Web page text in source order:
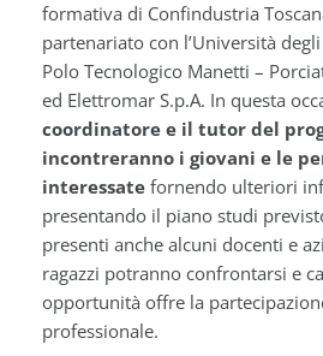
formativa di Confindustria
partenariato con l’Università
Polo Tecnologico Manetti –
ed Elettromar S.p.A. In questa
coordinatore e il tutor del
incontreranno i giovani e le
interessate fornendo ulteriori
presentando il piano studi
presenti anche alcuni docenti e
ragazzi potranno confrontarsi e
opportunità offre la
professionale.